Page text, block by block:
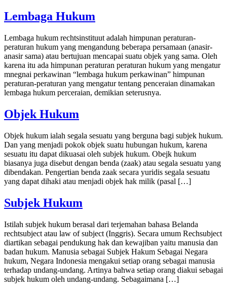
Lembaga Hukum
Lembaga hukum rechtsinstituut adalah himpunan peraturan-
peraturan hukum yang mengandung beberapa persamaan (anasir-
anasir sama) atau bertujuan mencapai suatu objek yang sama. Oleh
karena itu ada himpunan peraturan peraturan hukum yang mengatur
mnegnai perkawinan “lembaga hukum perkawinan” himpunan
peraturan-peraturan yang mengatur tentang penceraian dinamakan
lembaga hukum perceraian, demikian seterusnya.
Objek Hukum
Objek hukum ialah segala sesuatu yang berguna bagi subjek hukum.
Dan yang menjadi pokok objek suatu hubungan hukum, karena
sesuatu itu dapat dikuasai oleh subjek hukum. Obejk hukum
biasanya juga disebut dengan benda (zaak) atau segala sesuatu yang
dibendakan. Pengertian benda zaak secara yuridis segala sesuatu
yang dapat dihaki atau menjadi objek hak milik (pasal […]
Subjek Hukum
Istilah subjek hukum berasal dari terjemahan bahasa Belanda
rechtsubject atau law of subject (Inggris). Secara umum Rechsubject
diartikan sebagai pendukung hak dan kewajiban yaitu manusia dan
badan hukum. Manusia sebagai Subjek Hakum Sebagai Negara
hukum, Negara Indonesia mengakui setiap orang sebagai manusia
terhadap undang-undang. Artinya bahwa setiap orang diakui sebagai
subjek hukum oleh undang-undang. Sebagaimana […]